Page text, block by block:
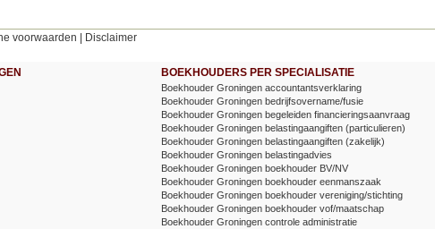
voorwaarden Disclaimer
BOEKHOUDERS PER SPECIALISATIE
Boekhouder Groningen accountantsverklaring
Boekhouder Groningen bedrijfsovername/fusie
Boekhouder Groningen begeleiden financieringsaanvraag
Boekhouder Groningen belastingaangiften (particulieren)
Boekhouder Groningen belastingaangiften (zakelijk)
Boekhouder Groningen belastingadvies
Boekhouder Groningen boekhouder BV/NV
Boekhouder Groningen boekhouder eenmanszaak
Boekhouder Groningen boekhouder vereniging/stichting
Boekhouder Groningen boekhouder vof/maatschap
Boekhouder Groningen controle administratie